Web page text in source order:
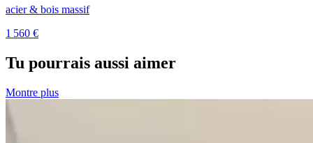
acier & bois massif
1 560 €
Tu pourrais aussi aimer
Montre plus